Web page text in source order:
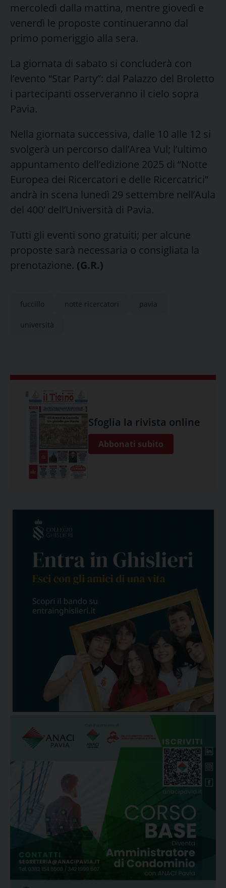
mercoledì dalla mattina, mentre giovedì e
venerdì le proposte continueranno dal
primo pomeriggio alla sera.
La giornata di sabato si concluderà con
l’evento “Star Party”: dal Palazzo del Broletto
i partecipanti osserveranno il cielo sopra
Pavia.
Nella giornata successiva, dalle 10 alle 12 si
svolgerà un percorso dall’Area Vul; l’ultimo
appuntamento dell’edizione 2025 di “Notte
Europea dei Ricercatori e delle Ricercatrici”
andrà in scena lunedì 29 settembre nell’Aula
del 400’ dell’Università di Pavia.
Tutti gli eventi sono gratuiti; per alcune
proposte sarà necessaria o consigliata la
prenotazione. (G.R.)
fuccillo notte ricercatori pavia
università
Sfoglia la rivista online
Abbonati subito